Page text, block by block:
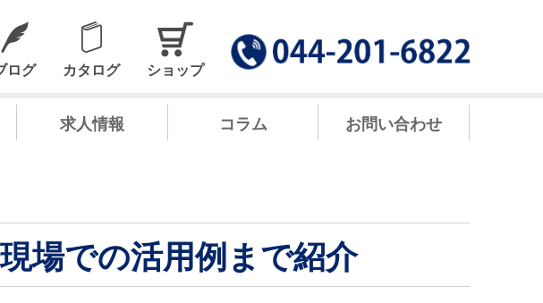
ログ カタログ ショップ
求人情報 コラム お問い合わせ
場での活用例まで紹介